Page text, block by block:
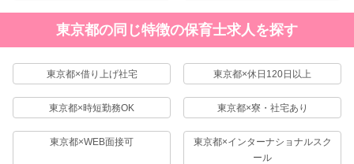
東京都の同じ特徴の保育士求人を探す
東京都×借り上げ社宅 東京都×休日120日以上
東京都×時短勤務OK 東京都×寮・社宅あり
東京都×WEB面接可
東京都×インターナショナルスク
ール